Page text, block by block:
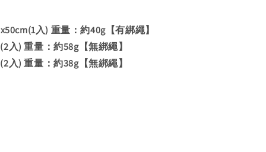
入) 重量：約40g【有綁繩】
入) 重量：約58g【無綁繩】
入) 重量：約38g【無綁繩】